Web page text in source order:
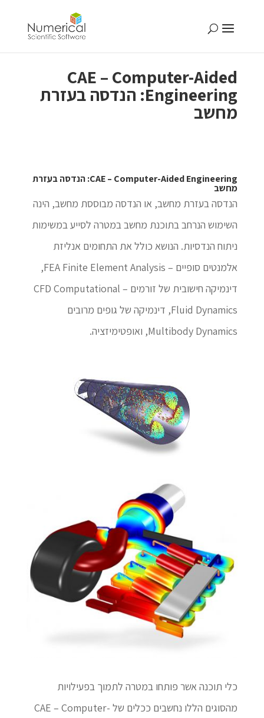
CAE – Computer-Aided
Engineering: הנדסה בעזרת
מחשב
CAE – Computer-Aided Engineering: הנדסה בעזרת
מחשב
הנדסה בעזרת מחשב, או הנדסה מבוססת מחשב, הינה
השימוש הנרחב בתוכנת מחשב במטרה לסייע במשימות
ניתוח הנדסיות. הנושא כולל את התחומים אנליזת
אלמנטים סופיים – FEA Finite Element Analysis,
דינמיקה חישובית של זורמים – CFD Computational
Fluid Dynamics, דינמיקה של גופים מרובים
Multibody Dynamics, ואופטימיזציה.
כלי תוכנה אשר פותחו במטרה לתמוך בפעילויות
מהסוגים הללו נחשבים ככלים של CAE – Computer-